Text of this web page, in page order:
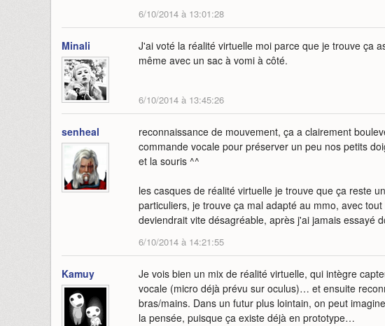
6/10/2014 à 13:01:28
Minali
J'ai voté la réalité virtuelle moi parce que je trouve ça
même avec un sac à vomi à côté.
6/10/2014 à 13:45:26
senheal
reconnaissance de mouvement, ça a clairement
commande vocale pour préserver un peu nos petits
et la souris ^^
les casques de réalité virtuelle je trouve que ça reste
particuliers, je trouve ça mal adapté au mmo, avec
deviendrait vite désagréable, après j'ai jamais essayé
6/10/2014 à 14:21:55
Kamuy
Je vois bien un mix de réalité virtuelle, qui intègre
vocale (micro déjà prévu sur oculus)… et ensuite
bras/mains. Dans un futur plus lointain, on peut
la pensée, puisque ça existe déjà en prototype…